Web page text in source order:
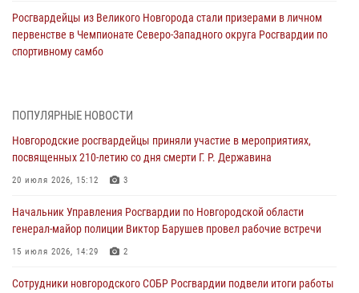
Росгвардейцы из Великого Новгорода стали призерами в личном
первенстве в Чемпионате Северо-Западного округа Росгвардии по
спортивному самбо
детского лагеря
04 августа 2026, 09:13 5
Новгородские росгвардейцы за неделю осуществили 203 выезда на
04 августа 2026, 09:12 1
Радиоэфир программы "Новости дня" на радио "Радио53" от 30
центре подготовки личного состава Росгвардии.
ПОПУЛЯРНЫЕ НОВОСТИ
Новгородские росгвардейцы приняли участие в мероприятиях,
посвященных 210-летию со дня смерти Г. Р. Державина
20 июля 2026, 15:12 3
Начальник Управления Росгвардии по Новгородской области
генерал-майор полиции Виктор Барушев провел рабочие встречи
15 июля 2026, 14:29 2
Сотрудники новгородского СОБР Росгвардии подвели итоги работы